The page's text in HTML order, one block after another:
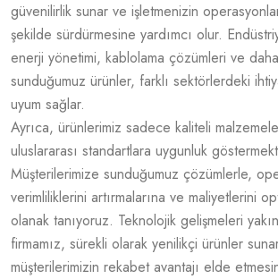
güvenilirlik sunar ve işletmenizin
şekilde sürdürmesine yardımcı olur.
enerji yönetimi, kablolama çözümleri ve
sunduğumuz ürünler, farklı sektörlerdeki
uyum sağlar.
Ayrıca, ürünlerimiz sadece kaliteli
uluslararası standartlara uygunluk
Müşterilerimize sunduğumuz çözümlerle,
verimliliklerini artırmalarına ve maliyetlerini
olanak tanıyoruz. Teknolojik gelişmeleri
firmamız, sürekli olarak yenilikçi ürünler
müşterilerimizin rekabet avantajı elde